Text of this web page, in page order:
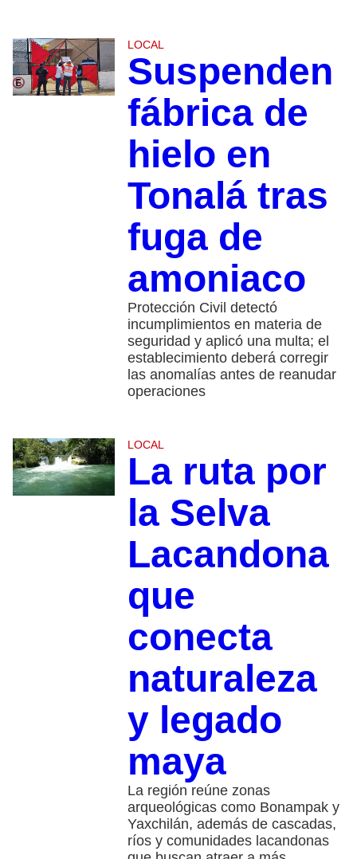
LOCAL
Suspenden
fábrica de
hielo en
Tonalá tras
fuga de
amoniaco
Protección Civil detectó
incumplimientos en materia de
seguridad y aplicó una multa; el
establecimiento deberá corregir
las anomalías antes de reanudar
operaciones
LOCAL
La ruta por
la Selva
Lacandona
que
conecta
naturaleza
y legado
maya
La región reúne zonas
arqueológicas como Bonampak y
Yaxchilán, además de cascadas,
ríos y comunidades lacandonas